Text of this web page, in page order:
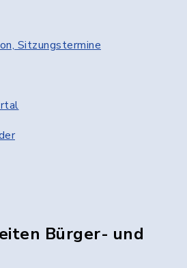
Sitzungstermine
Bürger- und